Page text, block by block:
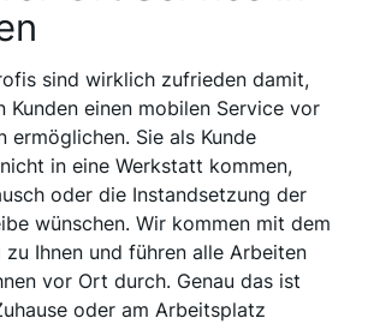
sind wirklich zufrieden damit,
Kunden einen mobilen Service vor
ermöglichen. Sie als Kunde
in eine Werkstatt kommen,
oder die Instandsetzung der
wünschen. Wir kommen mit dem
Ihnen und führen alle Arbeiten
vor Ort durch. Genau das ist
oder am Arbeitsplatz